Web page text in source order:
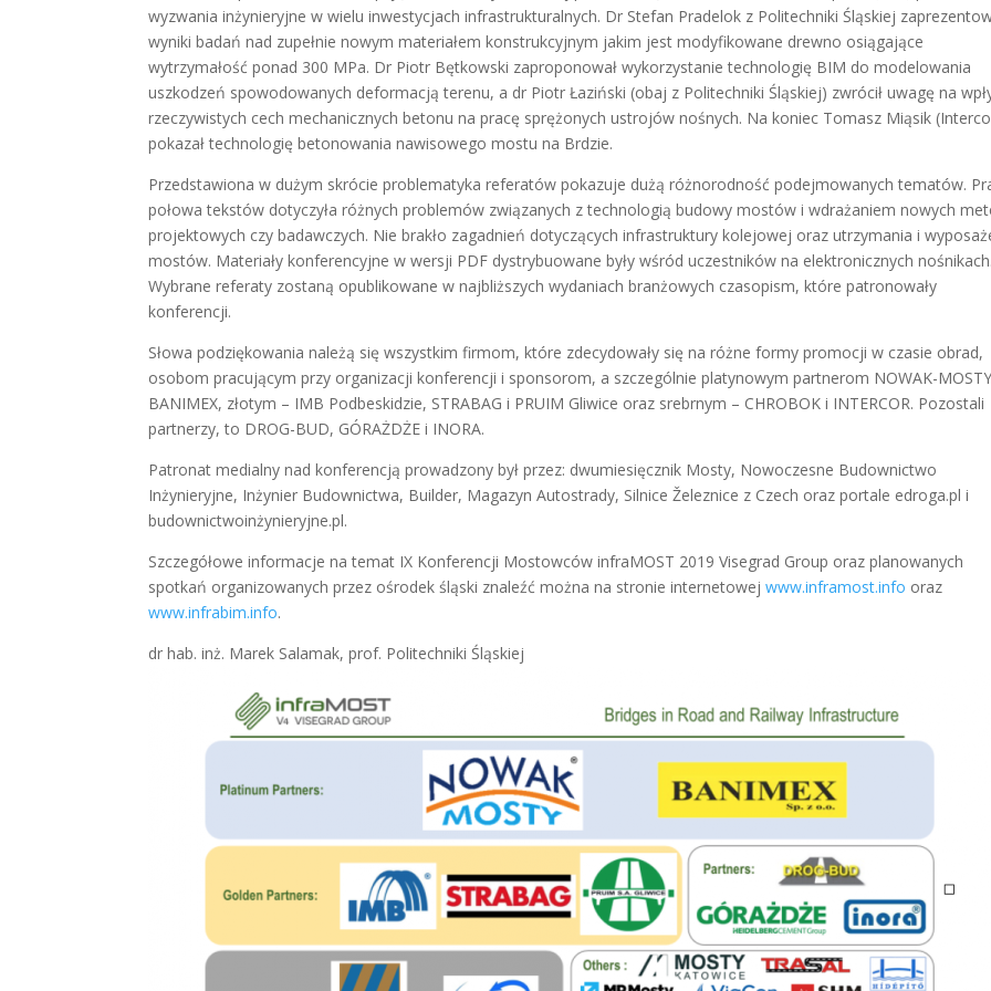
wyzwania inżynieryjne w wielu inwestycjach infrastrukturalnych. Dr Stefan Pradelok z Politechniki Śląskiej
wyniki badań nad zupełnie nowym materiałem konstrukcyjnym jakim jest modyfikowane drewno osiągające
wytrzymałość ponad 300 MPa. Dr Piotr Bętkowski zaproponował wykorzystanie technologię BIM do modelowania
uszkodzeń spowodowanych deformacją terenu, a dr Piotr Łaziński (obaj z Politechniki Śląskiej) zwrócił uwagę na
rzeczywistych cech mechanicznych betonu na pracę sprężonych ustrojów nośnych. Na koniec Tomasz Miąsik
pokazał technologię betonowania nawisowego mostu na Brdzie.
Przedstawiona w dużym skrócie problematyka referatów pokazuje dużą różnorodność podejmowanych tematów.
połowa tekstów dotyczyła różnych problemów związanych z technologią budowy mostów i wdrażaniem nowych
projektowych czy badawczych. Nie brakło zagadnień dotyczących infrastruktury kolejowej oraz utrzymania i
mostów. Materiały konferencyjne w wersji PDF dystrybuowane były wśród uczestników na elektronicznych nośnikach.
Wybrane referaty zostaną opublikowane w najbliższych wydaniach branżowych czasopism, które patronowały
konferencji.
Słowa podziękowania należą się wszystkim firmom, które zdecydowały się na różne formy promocji w czasie obrad,
osobom pracującym przy organizacji konferencji i sponsorom, a szczególnie platynowym partnerom NOWAK-
BANIMEX, złotym – IMB Podbeskidzie, STRABAG i PRUIM Gliwice oraz srebrnym – CHROBOK i INTERCOR. Pozostali
partnerzy, to DROG-BUD, GÓRAŻDŻE i INORA.
Patronat medialny nad konferencją prowadzony był przez: dwumiesięcznik Mosty, Nowoczesne Budownictwo
Inżynieryjne, Inżynier Budownictwa, Builder, Magazyn Autostrady, Silnice Železnice z Czech oraz portale edroga.pl i
budownictwoinżynieryjne.pl.
Szczegółowe informacje na temat IX Konferencji Mostowców infraMOST 2019 Visegrad Group oraz planowanych
spotkań organizowanych przez ośrodek śląski znaleźć można na stronie internetowejwww.inframost.info oraz
www.infrabim.info.
dr hab. inż. Marek Salamak, prof. Politechniki Śląskiej